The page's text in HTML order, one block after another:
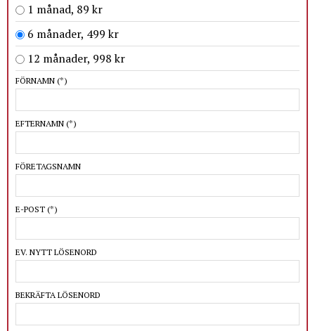
1 månad, 89 kr
6 månader, 499 kr
12 månader, 998 kr
FÖRNAMN (*)
EFTERNAMN (*)
FÖRETAGSNAMN
E-POST (*)
EV. NYTT LÖSENORD
BEKRÄFTA LÖSENORD